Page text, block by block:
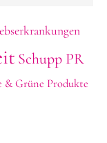
Schupp PR
& Grüne Produkte